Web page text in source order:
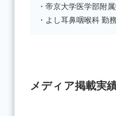
・帝京大学医学部附
・よし耳鼻咽喉科 勤
メディア掲載実